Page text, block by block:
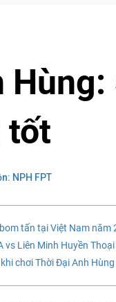
tốt
NPH FPT
tấn tại Việt Nam năm
vs Liên Minh Huyền Thoại
chơi Thời Đại Anh Hùng